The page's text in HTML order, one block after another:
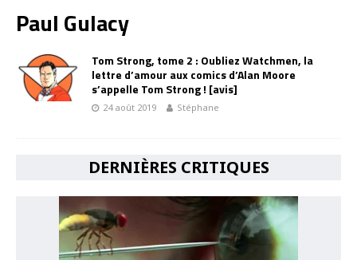
Paul Gulacy
Tom Strong, tome 2 : Oubliez Watchmen, la
lettre d’amour aux comics d’Alan Moore
s’appelle Tom Strong ! [avis]
24 août 2019 Stéphane
DERNIÈRES CRITIQUES